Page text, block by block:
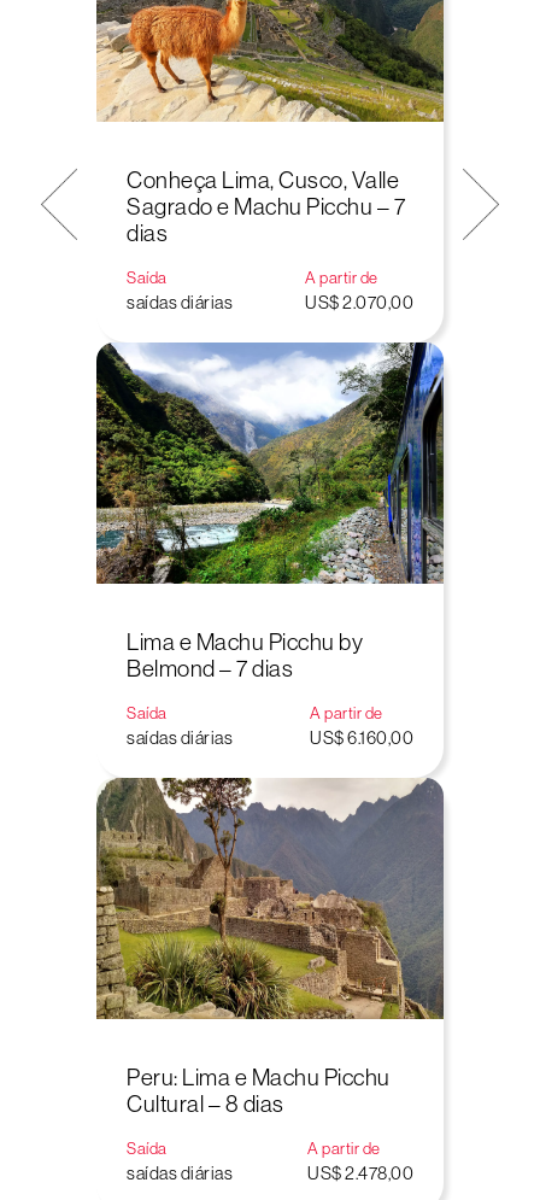
Conheça Lima, Cusco, Valle
Sagrado e Machu Picchu – 7
dias
Saída
saídas diárias
A partir de
US$ 2.070,00
Lima e Machu Picchu by
Belmond – 7 dias
Saída
saídas diárias
A partir de
US$ 6.160,00
Peru: Lima e Machu Picchu
Cultural – 8 dias
Saída
saídas diárias
A partir de
US$ 2.478,00